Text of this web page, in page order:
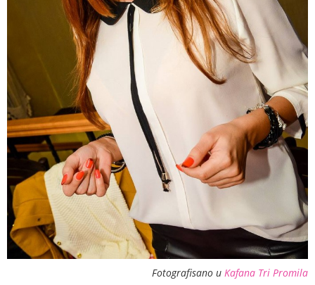
Fotografisano u Kafana Tri Promila